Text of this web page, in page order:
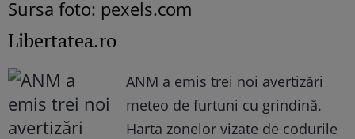
Sursa foto: pexels.com
Libertatea.ro
ANM a emis trei noi avertizări
meteo de furtuni cu grindină.
Harta zonelor vizate de codurile